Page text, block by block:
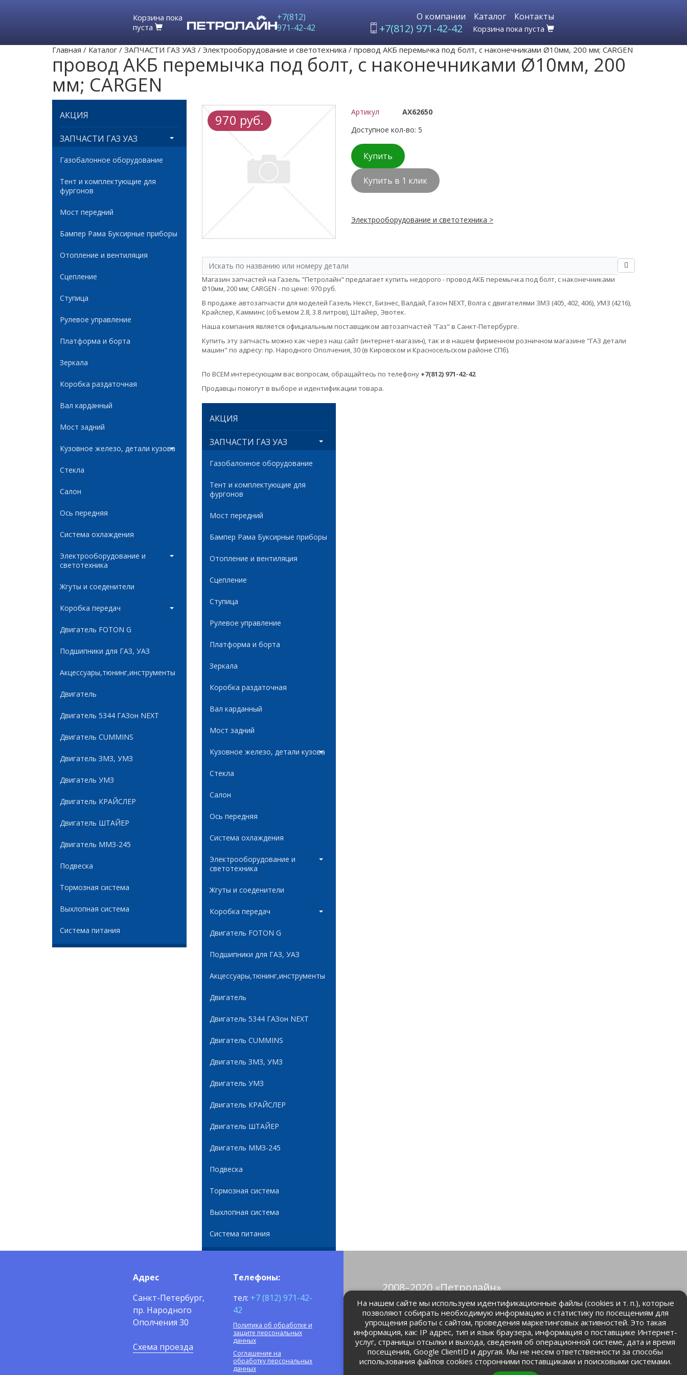
Корзина пока
пуста
+7(812)
971-42-42
О компании Каталог Контакты
+7(812) 971-42-42 Корзина пока пуста
Главная / Каталог / ЗАПЧАСТИ ГАЗ УАЗ / Электрооборудование и светотехника / провод АКБ перемычка под болт, с наконечниками Ø10мм, 200 мм; CARGEN
провод АКБ перемычка под болт, с наконечниками Ø10мм, 200
мм; CARGEN
АКЦИЯ
ЗАПЧАСТИ ГАЗ УАЗ
Газобалонное оборудование
Тент и комплектующие для
фургонов
Мост передний
Бампер Рама Буксирные приборы
Отопление и вентиляция
Сцепление
Ступица
Рулевое управление
Платформа и борта
Зеркала
Коробка раздаточная
Вал карданный
Мост задний
Кузовное железо, детали кузова
Стекла
Салон
Ось передняя
Система охлаждения
Электрооборудование и
светотехника
Жгуты и соеденители
Коробка передач
Двигатель FOTON G
Подшипники для ГАЗ, УАЗ
Акцессуары,тюнинг,инструменты
Двигатель
Двигатель 5344 ГАЗон NEXT
Двигатель CUMMINS
Двигатель ЗМЗ, УМЗ
Двигатель УМЗ
Двигатель КРАЙСЛЕР
Двигатель ШТАЙЕР
Двигатель ММЗ-245
Подвеска
Тормозная система
Выхлопная система
Система питания
970 руб. Артикул
AX62650
Доступное кол-во: 5
Купить
Купить в 1 клик
Электрооборудование и светотехника >
Магазин запчастей на Газель "Петролайн" предлагает купить недорого - провод АКБ перемычка под болт, с наконечниками
Ø10мм, 200 мм; CARGEN - по цене: 970 руб.
В продаже автозапчасти для моделей Газель Некст, Бизнес, Валдай, Газон NEXT, Волга с двигателями ЗМЗ (405, 402, 406), УМЗ (4216),
Крайслер, Камминс (объемом 2.8, 3.8 литров), Штайер, Эвотек.
Наша компания является официальным поставщиком автозапчастей "Газ" в Санкт-Петербурге.
Купить эту запчасть можно как через наш сайт (интернет-магазин), так и в нашем фирменном розничном магазине "ГАЗ детали
машин" по адресу: пр. Народного Ополчения, 30 (в Кировском и Красносельском районе СПб).
По ВСЕМ интересующим вас вопросам, обращайтесь по телефону +7(812) 971-42-42
Продавцы помогут в выборе и идентификации товара.
АКЦИЯ
ЗАПЧАСТИ ГАЗ УАЗ
Газобалонное оборудование
Тент и комплектующие для
фургонов
Мост передний
Бампер Рама Буксирные приборы
Отопление и вентиляция
Сцепление
Ступица
Рулевое управление
Платформа и борта
Зеркала
Коробка раздаточная
Вал карданный
Мост задний
Кузовное железо, детали кузова
Стекла
Салон
Ось передняя
Система охлаждения
Электрооборудование и
светотехника
Жгуты и соеденители
Коробка передач
Двигатель FOTON G
Подшипники для ГАЗ, УАЗ
Акцессуары,тюнинг,инструменты
Двигатель
Двигатель 5344 ГАЗон NEXT
Двигатель CUMMINS
Двигатель ЗМЗ, УМЗ
Двигатель УМЗ
Двигатель КРАЙСЛЕР
Двигатель ШТАЙЕР
Двигатель ММЗ-245
Подвеска
Тормозная система
Выхлопная система
Система питания
Адрес
Санкт-Петербург,
пр. Народного
Ополчения 30
Схема проезда
Телефоны:
тел: +7 (812) 971-42-
42
Политика об обработке и
защите персональных
данных
Соглашение на
обработку персональных
данных
2008–2020 «Петролайн»
© Все права защищены.
petrolain@mail.ru
На нашем сайте мы используем идентификационные файлы (cookies и т. п.), которые
позволяют собирать необходимую информацию и статистику по посещениям для
упрощения работы с сайтом, проведения маркетинговых активностей. Это такая
информация, как: IP адрес, тип и язык браузера, информация о поставщике Интернет-
услуг, страницы отсылки и выхода, сведения об операционной системе, дата и время
посещения, Google ClientID и другая. Мы не несем ответственности за способы
использования файлов cookies сторонними поставщиками и поисковыми системами.